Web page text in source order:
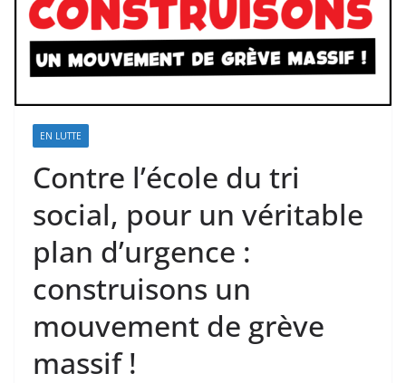
EN LUTTE
Contre l’école du tri
social, pour un véritable
plan d’urgence :
construisons un
mouvement de grève
massif !